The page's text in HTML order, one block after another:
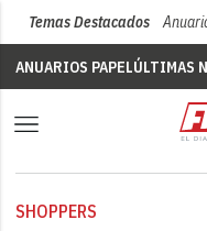
Temas Destacados
ANUARIOS PAPELÚLTIMAS
SHOPPERS